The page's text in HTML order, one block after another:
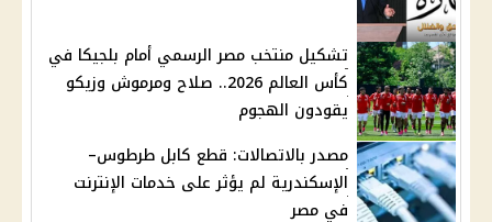
تشكيل منتخب مصر الرسمي أمام بلجيكا في
كأس العالم 2026.. صلاح ومرموش وزيكو
يقودون الهجوم
مصدر بالاتصالات: قطع كابل طرطوس–
الإسكندرية لم يؤثر على خدمات الإنترنت
في مصر